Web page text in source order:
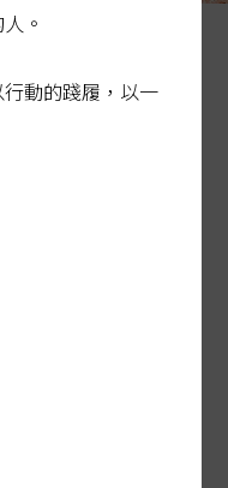
色交通告示牌圖像，
。道路上除行穿線搭
設計。照片／台灣交
齊下 縮
北報導
，會多管齊
。
動的踐履，以一